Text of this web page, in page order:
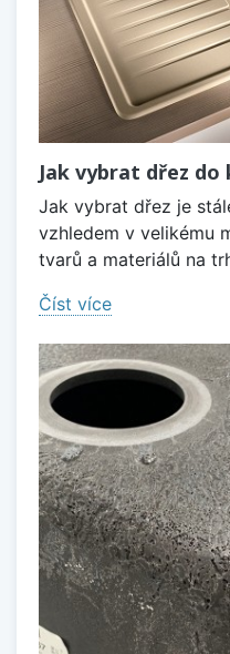
Jak vybrat dřez do
Jak vybrat dřez je
vzhledem v velikému
tvarů a materiálů na
Číst více